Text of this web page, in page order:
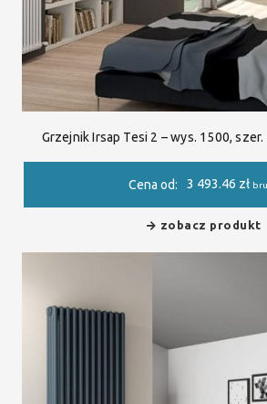
Grzejnik Irsap Tesi 2 – wys. 1500,
Cena od: 3 493.46 zł
zobacz produkt